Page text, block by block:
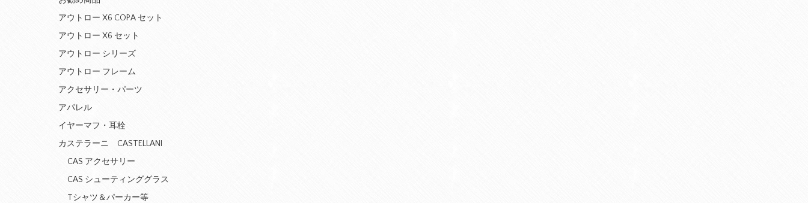
アウトロー X6 COPA セット
アウトロー X6 セット
アウトロー シリーズ
アウトロー フレーム
アクセサリー・パーツ
アパレル
イヤーマフ・耳栓
カステラーニ CASTELLANI
CAS アクセサリー
CAS シューティンググラス
Tシャツ＆パーカー等